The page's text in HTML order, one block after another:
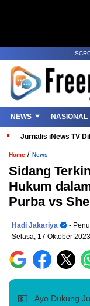
NEWS NASIONAL
Jurnalis iNews TV
Home / News
Sidang
Hukum
Purba vs
Hadi Jakariya
-
Selasa, 17 Oktober 2023
💵 Ayo Dukung